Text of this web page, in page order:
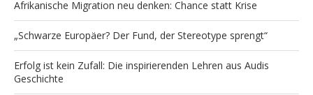
Afrikanische Migration neu denken: Chance statt Krise
„Schwarze Europäer? Der Fund, der Stereotype sprengt“
Erfolg ist kein Zufall: Die inspirierenden Lehren aus Audis
Geschichte